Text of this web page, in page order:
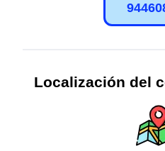
Localización del